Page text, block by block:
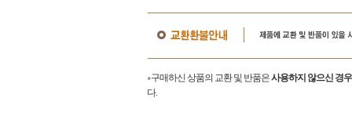
●구매하신 상품의 교환 및 반품은사용하지 않으신 경
다.